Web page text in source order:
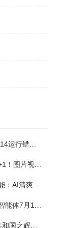
《腾讯桌球》真人实时对战桌球手游，还原现实桌球玩法-8球、斯诺克、9球、血流玩法，简单流行的操作方式，绚丽的动画特效，配以真实的物理参数，精准的进球，激动人心的赛事。游戏设有1V1匹配、3人欢乐场、8人锦标赛、斯诺克、9球玩法、血流等玩法，玩家可以自由选择参与，并用自己精湛的技巧来获得丰厚的奖金。尖...
《超级台球大师》是一款能成为荣耀王者的桌球游戏，排位赛的玩法真的太！爽！啦！游戏还原了真实的8球和斯诺克玩法，简单易上手的操作方式，真实的物理反馈，配以炫酷的动画特效，加上激动人心的赛事。我们在线上为广大球友准备了一个丰富多彩的桌球竞技世界。
佳能Canon imageFORCE C5150 驱动
错误怎么办
频合并功能来了
版“阿宝”公测！
步完整数据备份与导出教程
之辉快捷键